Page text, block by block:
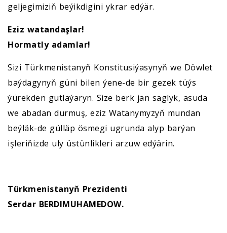
geljegimiziň beýikdigini ykrar edýär.
Eziz watandaşlar!
Hormatly adamlar!
Sizi Türkmenistanyň Konstitusiýasynyň we Döwlet
baýdagynyň güni bilen ýene-de bir gezek tüýs
ýürekden gutlaýaryn. Size berk jan saglyk, asuda
we abadan durmuş, eziz Watanymyzyň mundan
beýläk-de gülläp ösmegi ugrunda alyp barýan
işleriňizde uly üstünlikleri arzuw edýärin.
Türkmenistanyň Prezidenti
Serdar BERDIMUHAMEDOW.